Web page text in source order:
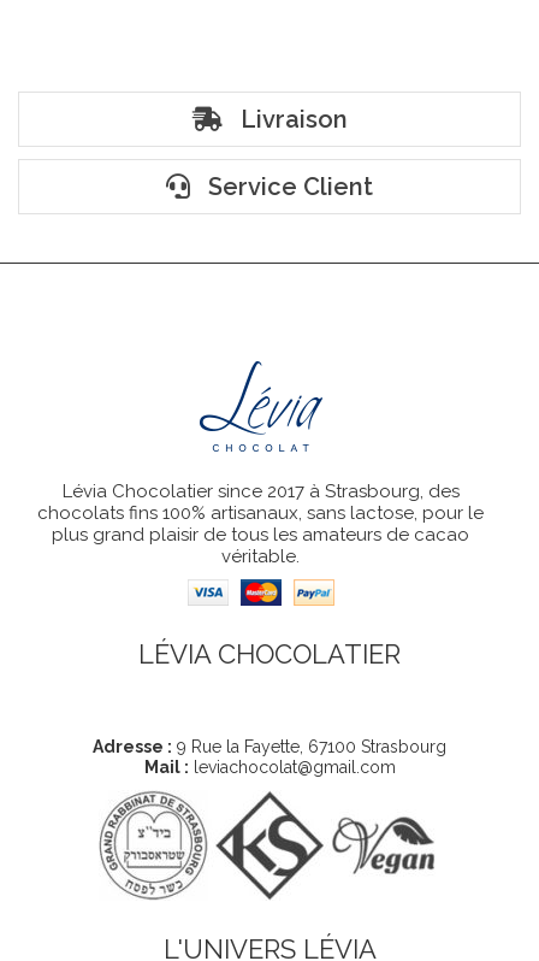
Livraison
Service Client
Lévia Chocolatier since 2017 à Strasbourg, des
chocolats fins 100% artisanaux, sans lactose, pour le
plus grand plaisir de tous les amateurs de cacao
véritable.
LÉVIA CHOCOLATIER
Adresse : 9 Rue la Fayette, 67100 Strasbourg
Mail : leviachocolat@gmail.com
L'UNIVERS LÉVIA